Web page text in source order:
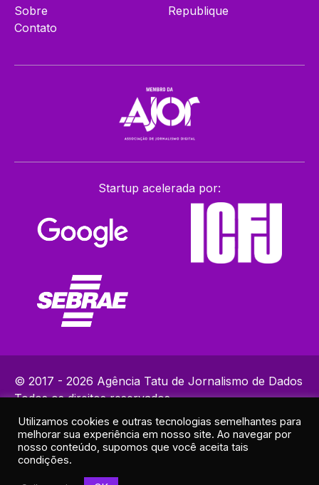
Sobre
Contato
Republique
Startup acelerada por:
© 2017 - 2026 Agência Tatu de Jornalismo de Dados
Todos os direitos reservados.
Política de Privacidade
Contatos: (82) 99383-9153 | ola@agenciatatu.com.br |
Responsável técnico: Lucas Maia
Endereço: R. Elias Ramos de Araújo, 30A - Sala 2 - Cruz das
Utilizamos cookies e outras tecnologias semelhantes para
melhorar sua experiência em nosso site. Ao navegar por
nosso conteúdo, supomos que você aceita tais
condições.